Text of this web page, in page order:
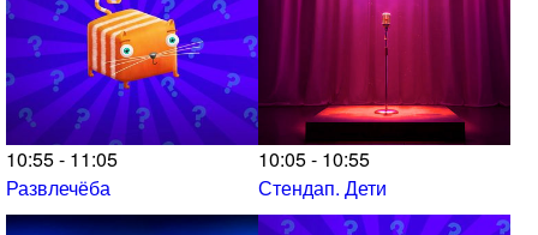
10:55 - 11:05
Развлечёба
10:05 - 10:55
Стендап. Дети